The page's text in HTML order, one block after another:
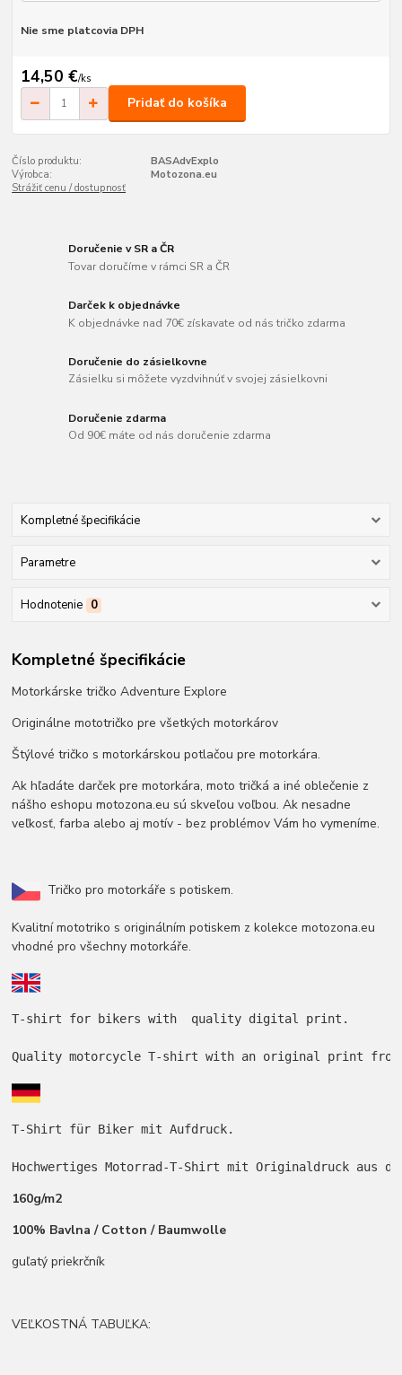
Nie sme platcovia DPH
14,50 €/ks
Pridať do košíka
Číslo produktu:
BASAdvExplo
Výrobca:
Motozona.eu
Strážiť cenu / dostupnosť
Doručenie v SR a ČR
Tovar doručíme v rámci SR a ČR
Darček k objednávke
K objednávke nad 70€ získavate od nás tričko zdarma
Doručenie do zásielkovne
Zásielku si môžete vyzdvihnúť v svojej zásielkovni
Doručenie zdarma
Od 90€ máte od nás doručenie zdarma
Kompletné špecifikácie
Parametre
Hodnotenie 0
Kompletné špecifikácie
Motorkárske tričko Adventure Explore
Originálne mototričko pre všetkých motorkárov
Štýlové tričko s motorkárskou potlačou pre motorkára.
Ak hľadáte darček pre motorkára, moto tričká a iné oblečenie z
nášho eshopu motozona.eu sú skveľou voľbou. Ak nesadne
veľkosť, farba alebo aj motív - bez problémov Vám ho vymeníme.
Tričko pro motorkáře s potiskem.
Kvalitní mototriko s originálním potiskem z kolekce motozona.eu
vhodné pro všechny motorkáře.
T-shirt for bikers with  quality digital print.
Quality motorcycle T-shirt with an original print
T-Shirt für Biker mit Aufdruck.
Hochwertiges Motorrad-T-Shirt mit Originaldruck aus
160g/m2
100% Bavlna / Cotton / Baumwolle
guľatý priekrčník
VEĽKOSTNÁ TABUĽKA: